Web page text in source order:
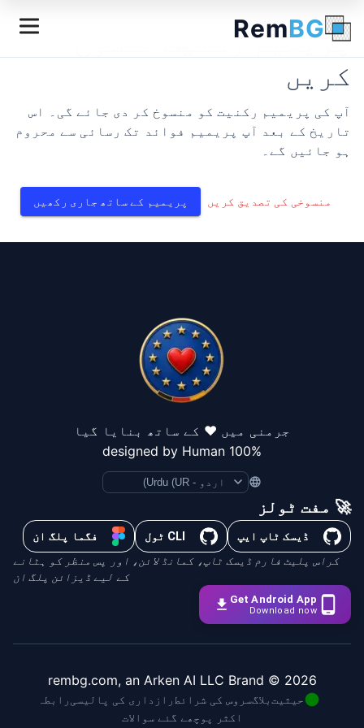
RemBG
پریمیم رکنیت منسوخ
کریں
آپ کی پریمیم رکنیت کو منسوخ کر دی جائے گی۔ اس
تاریخ کے بعد آپ پریمیم فوائد تک رسائی سے محروم
ہو جائیں گے۔
منسوخی کی تصدیق کریں پریمیم کے ساتھ جاری رکھیں
جرمنی میں ❤️ کے ساتھ بنایا گیا
100% designed by Human
Language
🚀 مفت ٹولز
ڈیسک ٹاپ ایپ CLI ٹول فگما پلگ ان
کراس پلیٹ فارم ڈیسک ٹاپ، کمانڈ لائن، اور پس منظر کو ہٹانے
کے لیے ڈیزائن پلگ ان
Get Android App
Download now
2026
© rembg.com, an Arken AI LLC Brand
حیثیتبلاگسروس کی شرائط رازداری کی پالیسیرابطہ
اکثر پوچھے گئے سوالات